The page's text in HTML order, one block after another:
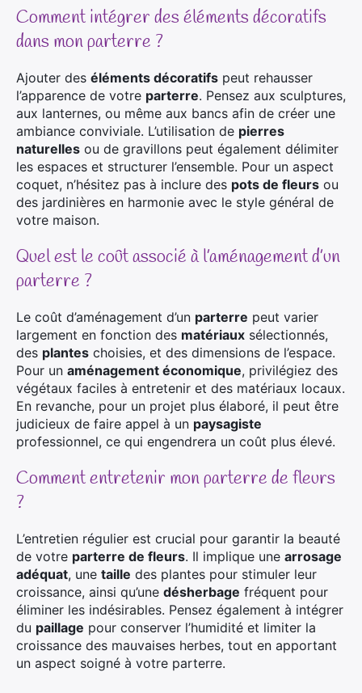
Comment intégrer des éléments décoratifs
dans mon parterre ?
Ajouter des éléments décoratifs peut rehausser
l’apparence de votre parterre. Pensez aux sculptures,
aux lanternes, ou même aux bancs afin de créer une
ambiance conviviale. L’utilisation de pierres
naturelles ou de gravillons peut également délimiter
les espaces et structurer l’ensemble. Pour un aspect
coquet, n’hésitez pas à inclure des pots de fleurs ou
des jardinières en harmonie avec le style général de
votre maison.
Quel est le coût associé à l’aménagement d’un
parterre ?
Le coût d’aménagement d’un parterre peut varier
largement en fonction des matériaux sélectionnés,
des plantes choisies, et des dimensions de l’espace.
Pour un aménagement économique, privilégiez des
végétaux faciles à entretenir et des matériaux locaux.
En revanche, pour un projet plus élaboré, il peut être
judicieux de faire appel à un paysagiste
professionnel, ce qui engendrera un coût plus élevé.
Comment entretenir mon parterre de fleurs
?
L’entretien régulier est crucial pour garantir la beauté
de votre parterre de fleurs. Il implique une arrosage
adéquat, une taille des plantes pour stimuler leur
croissance, ainsi qu’une désherbage fréquent pour
éliminer les indésirables. Pensez également à intégrer
du paillage pour conserver l’humidité et limiter la
croissance des mauvaises herbes, tout en apportant
un aspect soigné à votre parterre.